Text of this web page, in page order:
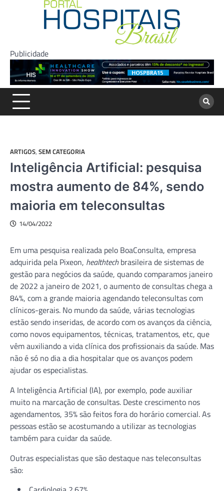
Publicidade
ARTIGOS, SEM CATEGORIA
Inteligência Artificial: pesquisa
mostra aumento de 84%, sendo
maioria em teleconsultas
14/04/2022
Em uma pesquisa realizada pelo BoaConsulta, empresa
adquirida pela Pixeon, healthtechbrasileira de sistemas de
gestão para negócios da saúde, quando comparamos janeiro
de 2022 a janeiro de 2021, o aumento de consultas chega a
84%, com a grande maioria agendando teleconsultas com
clínicos-gerais. No mundo da saúde, várias tecnologias
estão sendo inseridas, de acordo com os avanços da ciência,
como novos equipamentos, técnicas, tratamentos, etc, que
vêm auxiliando a vida clínica dos profissionais da saúde. Mas
não é só no dia a dia hospitalar que os avanços podem
ajudar os especialistas.
A Inteligência Artificial (IA), por exemplo, pode auxiliar
muito na marcação de consultas. Deste crescimento nos
agendamentos, 35% são feitos fora do horário comercial. As
pessoas estão se acostumando a utilizar as tecnologias
também para cuidar da saúde.
Outras especialistas que são destaque nas teleconsultas
são: